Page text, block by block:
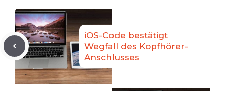
iOS-Code bestätigt
Wegfall des Kopfhörer-
Anschlusses